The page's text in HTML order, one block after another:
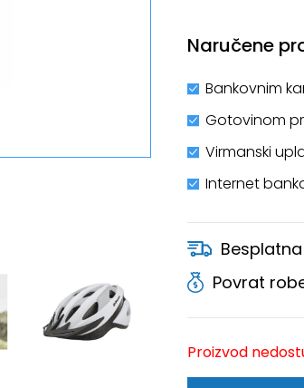
Naručene
Bankovnim
Gotovinom
Virmanski
Internet
Povrat
Proizvod